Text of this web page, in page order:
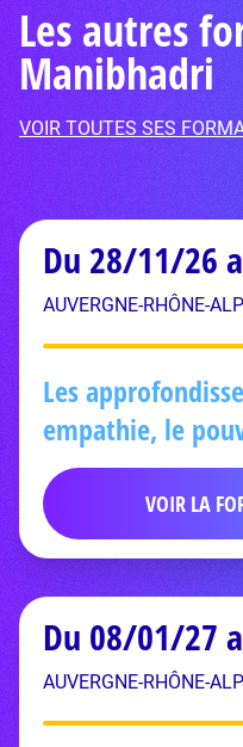
Les autres
Manibhadri
VOIR TOUTES SES
Du 28/11/26
AUVERGNE-RHÔNE-
Les
empathie, le
VOIR LA
Du 08/01/27
AUVERGNE-RHÔNE-